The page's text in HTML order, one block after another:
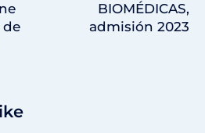
de
BIOMÉDICAS,
admisión 2023